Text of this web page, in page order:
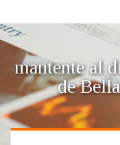
mantente al
de